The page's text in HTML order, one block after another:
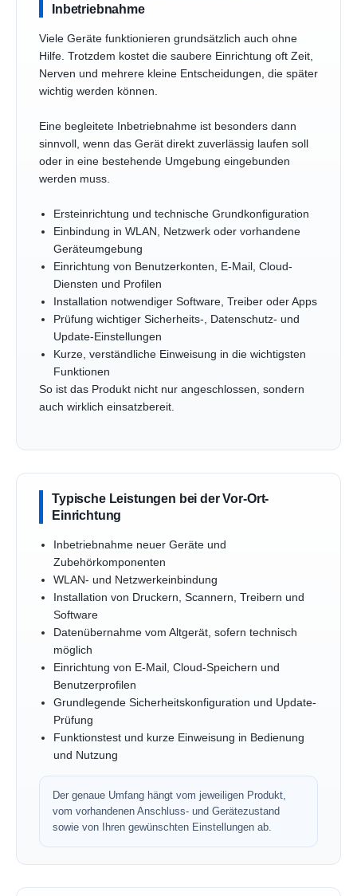
Inbetriebnahme
Viele Geräte funktionieren grundsätzlich auch ohne
Hilfe. Trotzdem kostet die saubere Einrichtung oft Zeit,
Nerven und mehrere kleine Entscheidungen, die später
wichtig werden können.
Eine begleitete Inbetriebnahme ist besonders dann
sinnvoll, wenn das Gerät direkt zuverlässig laufen soll
oder in eine bestehende Umgebung eingebunden
werden muss.
Ersteinrichtung und technische Grundkonfiguration
Einbindung in WLAN, Netzwerk oder vorhandene
Geräteumgebung
Einrichtung von Benutzerkonten, E-Mail, Cloud-
Diensten und Profilen
Installation notwendiger Software, Treiber oder Apps
Prüfung wichtiger Sicherheits-, Datenschutz- und
Update-Einstellungen
Kurze, verständliche Einweisung in die wichtigsten
Funktionen
So ist das Produkt nicht nur angeschlossen, sondern
auch wirklich einsatzbereit.
Typische Leistungen bei der Vor-Ort-
Einrichtung
Inbetriebnahme neuer Geräte und
Zubehörkomponenten
WLAN- und Netzwerkeinbindung
Installation von Druckern, Scannern, Treibern und
Software
Datenübernahme vom Altgerät, sofern technisch
möglich
Einrichtung von E-Mail, Cloud-Speichern und
Benutzerprofilen
Grundlegende Sicherheitskonfiguration und Update-
Prüfung
Funktionstest und kurze Einweisung in Bedienung
und Nutzung
Der genaue Umfang hängt vom jeweiligen Produkt,
vom vorhandenen Anschluss- und Gerätezustand
sowie von Ihren gewünschten Einstellungen ab.